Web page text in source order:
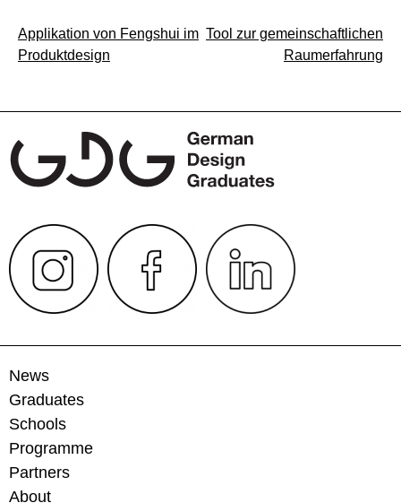
Beitragsnavigation
Applikation von Fengshui im
Produktdesign
Tool zur gemeinschaftlichen
Raumerfahrung
News
Graduates
Schools
Programme
Partners
About